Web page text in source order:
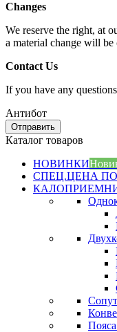
Changes
We reserve the right, at
a material change will be
Contact Us
If you have any
Антибот
Отправить
Каталог товаров
НОВИНКИ
СПЕЦ.ЦЕНА